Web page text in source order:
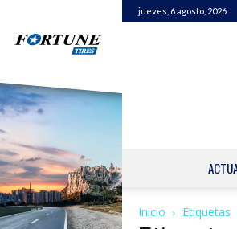
jueves, 6 agosto, 2026
Inicio Etiquetas